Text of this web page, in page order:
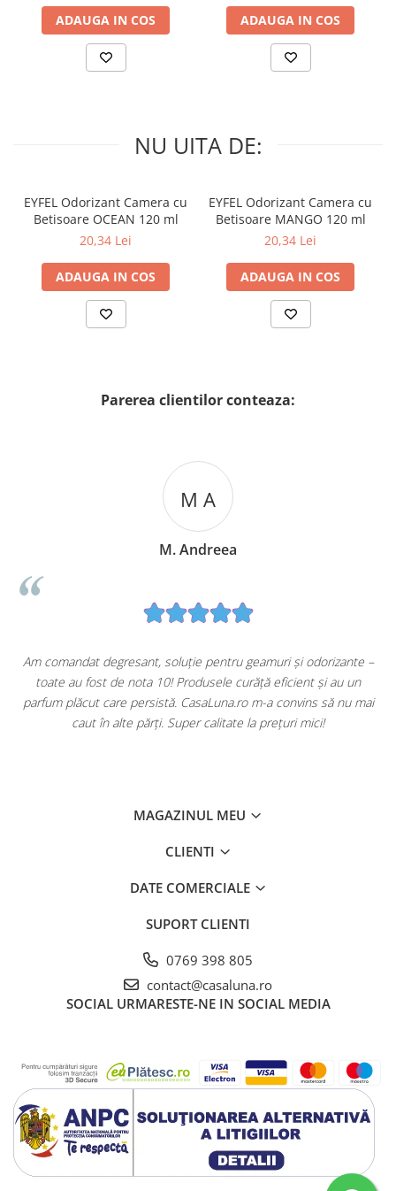
ADAUGA IN COS ADAUGA IN COS
NU UITA DE:
EYFEL Odorizant Camera cu
Betisoare OCEAN 120 ml
20,34 Lei
ADAUGA IN COS
EYFEL Odorizant Camera cu
Betisoare MANGO 120 ml
20,34 Lei
ADAUGA IN COS
Parerea clientilor conteaza:
M A
M. Andreea
Am comandat degresant, soluție pentru geamuri și odorizante –
toate au fost de nota 10! Produsele curăță eficient și au un
parfum plăcut care persistă. CasaLuna.ro m-a convins să nu mai
caut în alte părți. Super calitate la prețuri mici!
MAGAZINUL MEU
CLIENTI
DATE COMERCIALE
SUPORT CLIENTI
0769 398 805
contact@casaluna.ro
SOCIAL URMARESTE-NE IN SOCIAL MEDIA